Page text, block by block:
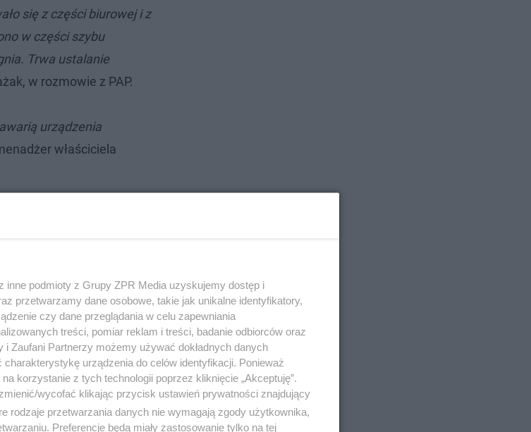
się z części biurowej i z
w części szybu
Trwa ustalanie
w rozmowie z PAP.
urządzenia
właściciela
inne podmioty z Grupy ZPR Media uzyskujemy dostęp i
przetwarzamy dane osobowe, takie jak unikalne identyfikatory,
czy dane przeglądania w celu zapewniania
treści, pomiar reklam i treści, badanie odbiorców oraz
i Zaufani Partnerzy możemy używać dokładnych danych
urządzenia do celów identyfikacji. Ponieważ
korzystanie z tych technologii poprzez kliknięcie „Akceptuję”.
wycofać klikając przycisk ustawień prywatności znajdujący
rodzaje przetwarzania danych nie wymagają zgody użytkownika,
Preferencje będą miały zastosowanie tylko na tej